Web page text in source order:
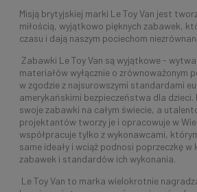
Misją brytyjskiej marki Le Toy Van jest
miłością, wyjątkowo pięknych zabawek,
czasu i dają naszym pociechom
Zabawki Le Toy Van są wyjątkowe -
materiałów wyłącznie o zrównoważonym
w zgodzie z najsurowszymi standardami
amerykańskimi bezpieczeństwa dla dzieci.
swoje zabawki na całym świecie, a
projektantów tworzy je i opracowuje w
współpracuje tylko z wykonawcami,
same ideały i wciąż podnosi poprzeczkę
zabawek i standardów ich wykonania.
Le Toy Van to marka wielokrotnie